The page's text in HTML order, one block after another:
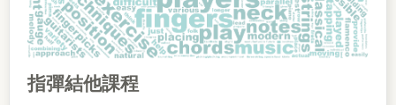
指彈結他課程